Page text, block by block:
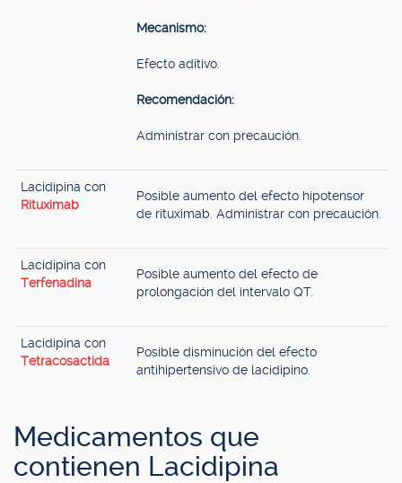
Mecanismo:
Efecto aditivo.
Recomendación:
Administrar con precaución.
Lacidipina con
Rituximab
Posible aumento del efecto hipotensor
de rituximab. Administrar con precaución.
Lacidipina con
Terfenadina
Posible aumento del efecto de
prolongación del intervalo QT.
Lacidipina con
Tetracosactida
Posible disminución del efecto
antihipertensivo de lacidipino.
Medicamentos que
contienen Lacidipina